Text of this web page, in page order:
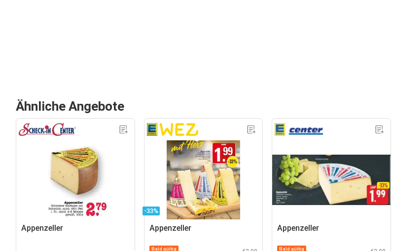
Ähnliche Angebote
Appenzeller
-33%
Appenzeller
Bald gültig
Appenzeller
Bald gültig